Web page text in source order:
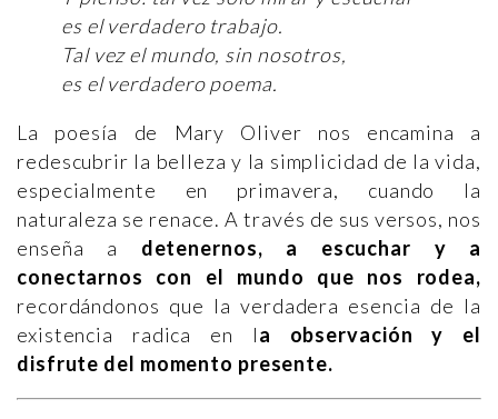
es el verdadero trabajo.
Tal vez el mundo, sin nosotros,
es el verdadero poema.
La poesía de Mary Oliver nos encamina a
redescubrir la belleza y la simplicidad de la vida,
especialmente en primavera, cuando la
naturaleza se renace. A través de sus versos, nos
enseña a detenernos, a escuchar y a
conectarnos con el mundo que nos rodea,
recordándonos que la verdadera esencia de la
existencia radica en la observación y el
disfrute del momento presente.